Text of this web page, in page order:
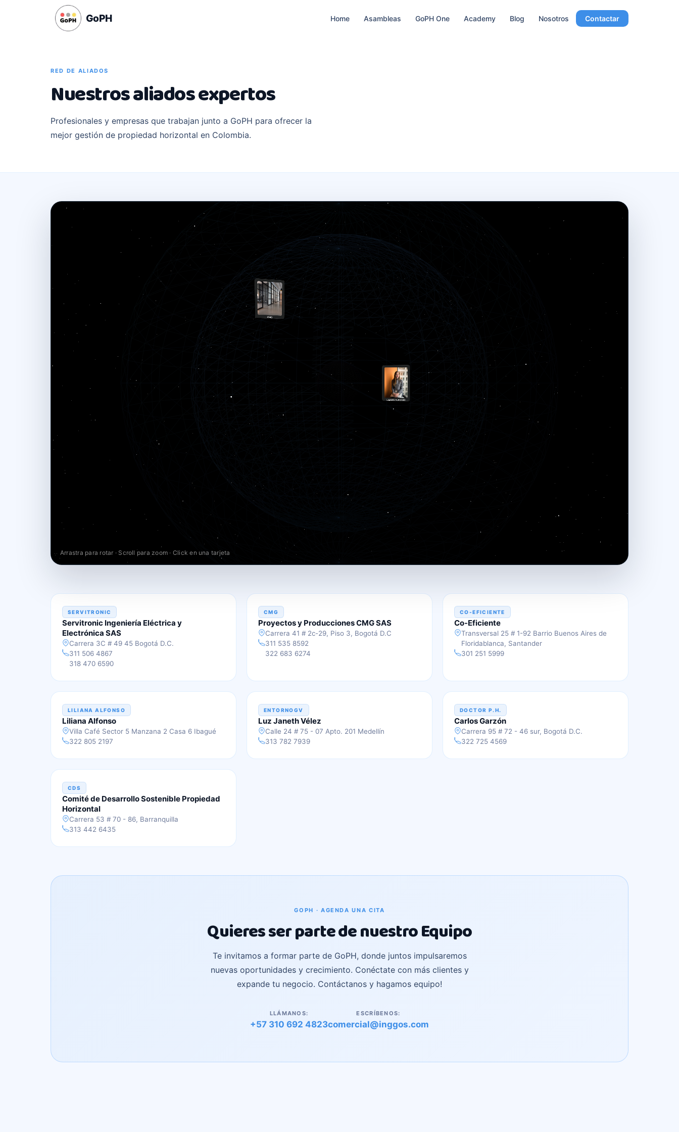
GoPH Home Asambleas GoPH One Academy Blog Nosotros Contactar
RED DE ALIADOS
Nuestros aliados expertos
Profesionales y empresas que trabajan junto a GoPH para ofrecer la
mejor gestión de propiedad horizontal en Colombia.
CMG
LILIANA ALFONSO
Arrastra para rotar · Scroll para zoom · Click en una tarjeta
SERVITRONIC
Servitronic Ingeniería Eléctrica y
Electrónica SAS
Carrera 3C # 49 45 Bogotá D.C.
311 506 4867
318 470 6590
CMG
Proyectos y Producciones CMG SAS
Carrera 41 # 2c-29, Piso 3, Bogotá D.C
311 535 8592
322 683 6274
CO-EFICIENTE
Co-Eficiente
Transversal 25 # 1-92 Barrio Buenos Aires de
Floridablanca, Santander
301 251 5999
LILIANA ALFONSO
Liliana Alfonso
Villa Café Sector 5 Manzana 2 Casa 6 Ibagué
322 805 2197
ENTORNOGV
Luz Janeth Vélez
Calle 24 # 75 - 07 Apto. 201 Medellín
313 782 7939
DOCTOR P.H.
Carlos Garzón
Carrera 95 # 72 - 46 sur, Bogotá D.C.
322 725 4569
CDS
Comité de Desarrollo Sostenible Propiedad
Horizontal
Carrera 53 # 70 - 86, Barranquilla
313 442 6435
GOPH · AGENDA UNA CITA
Quieres ser parte de nuestro Equipo
Te invitamos a formar parte de GoPH, donde juntos impulsaremos
nuevas oportunidades y crecimiento. Conéctate con más clientes y
expande tu negocio. Contáctanos y hagamos equipo!
LLÁMANOS:
+57 310 692 4823
ESCRÍBENOS:
comercial@inggos.com